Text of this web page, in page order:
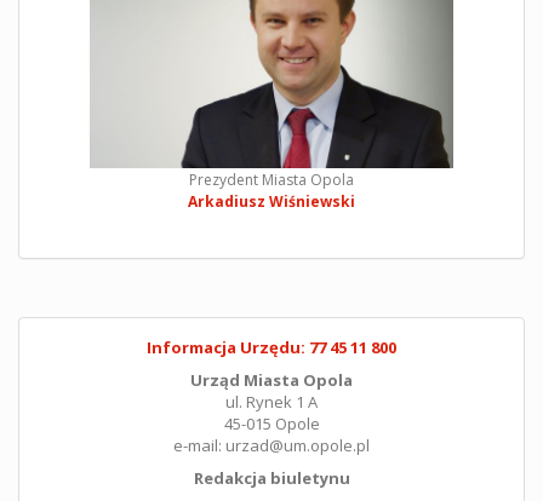
Prezydent Miasta Opola
Arkadiusz Wiśniewski
Informacja Urzędu: 77 45 11 800
Urząd Miasta Opola
ul. Rynek 1 A
45-015 Opole
e-mail: urzad@um.opole.pl
Redakcja biuletynu